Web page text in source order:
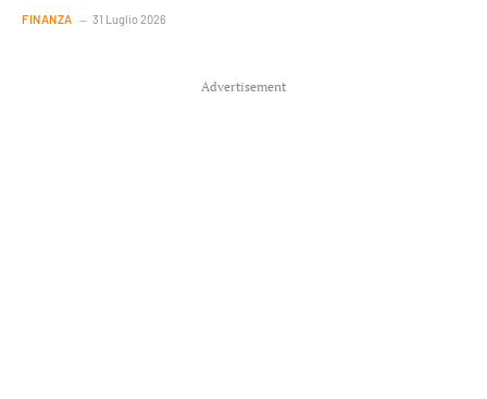
FINANZA 31 Luglio 2026
Advertisement